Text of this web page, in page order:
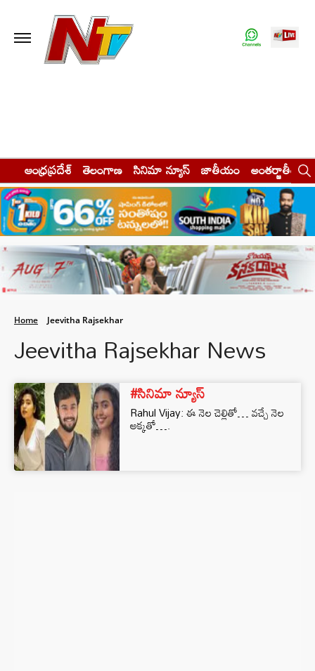
ఆంధ్రప్రదేశ్ తెలంగాణ సినిమా న్యూస్ జాతీయం అంతర్జాతీయం
Home Jeevitha Rajsekhar
Jeevitha Rajsekhar News
#సినిమా న్యూస్
Rahul Vijay: ఈ నెల చెల్లితో… వచ్చే నెల
అక్కతో….